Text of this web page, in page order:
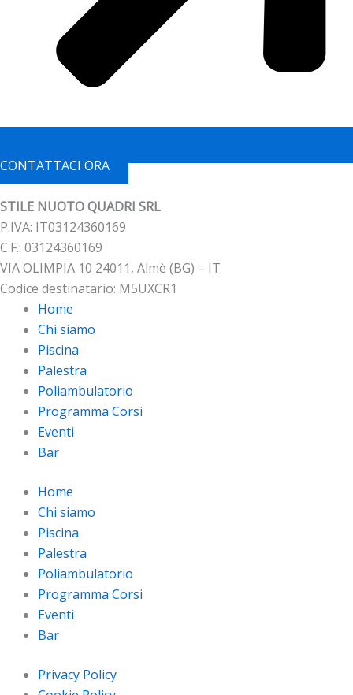
CONTATTACI ORA
STILE NUOTO QUADRI SRL
P.IVA: IT03124360169
C.F.: 03124360169
VIA OLIMPIA 10 24011, Almè (BG) – IT
Codice destinatario: M5UXCR1
Home
Chi siamo
Piscina
Palestra
Poliambulatorio
Programma Corsi
Eventi
Bar
Home
Chi siamo
Piscina
Palestra
Poliambulatorio
Programma Corsi
Eventi
Bar
Privacy Policy